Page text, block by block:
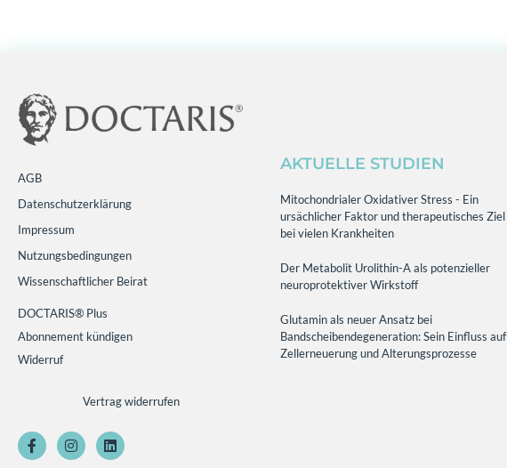
AGB
Datenschutzerklärung
Impressum
Nutzungsbedingungen
Wissenschaftlicher Beirat
DOCTARIS® Plus
Abonnement kündigen
Widerruf
Vertrag widerrufen
AKTUELLE STUDIEN
Mitochondrialer Oxidativer Stress - Ein
ursächlicher Faktor und therapeutisches Ziel
bei vielen Krankheiten
Der Metabolit Urolithin-A als potenzieller
neuroprotektiver Wirkstoff
Glutamin als neuer Ansatz bei
Bandscheibendegeneration: Sein Einfluss auf
Zellerneuerung und Alterungsprozesse